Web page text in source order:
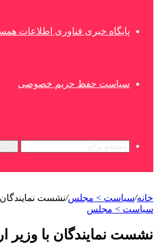
پایگاه خبری فناوری اطلاعات
سیاست حفظ حریم خصوصی
خانه/سیاست > مجلس/نشست نمایندگان
سیاست > مجلس
نشست نمایندگان با وزیر